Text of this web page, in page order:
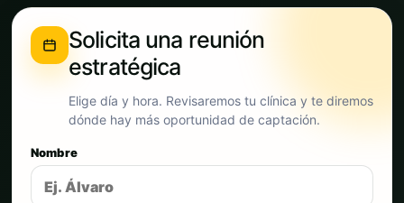
Solicita una reunión
estratégica
Elige día y hora. Revisaremos tu clínica y te diremos
dónde hay más oportunidad de captación.
Nombre